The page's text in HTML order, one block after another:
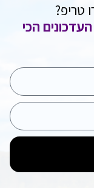
טריפ?
הכי